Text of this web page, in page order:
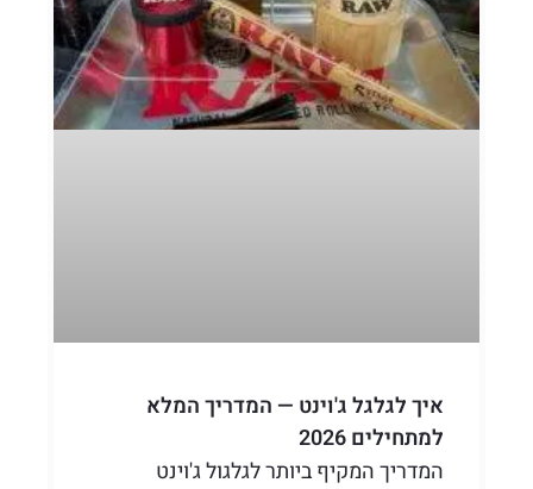
איך לגלגל ג'וינט — המדריך המלא
למתחילים 2026
המדריך המקיף ביותר לגלגול ג'וינט